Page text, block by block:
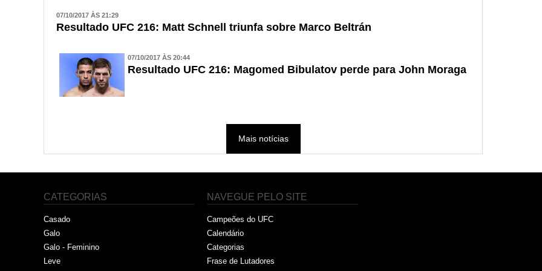
07/10/2017 ÀS 21:29
Resultado UFC 216: Matt Schnell triunfa sobre Marco Beltrán
07/10/2017 ÀS 20:44
Resultado UFC 216: Magomed Bibulatov perde para John Moraga
Mais notícias
CATEGORIAS
Casado
Galo
Galo - Feminino
Leve
NAVEGUE PELO SITE
Campeões do UFC
Calendário
Categorias
Frase de Lutadores